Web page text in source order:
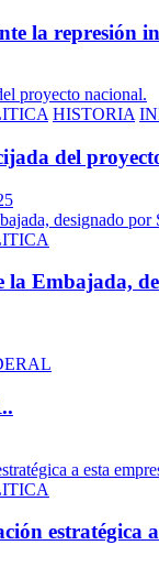
la represión
HISTORIA
del
Embajada,
estratégica